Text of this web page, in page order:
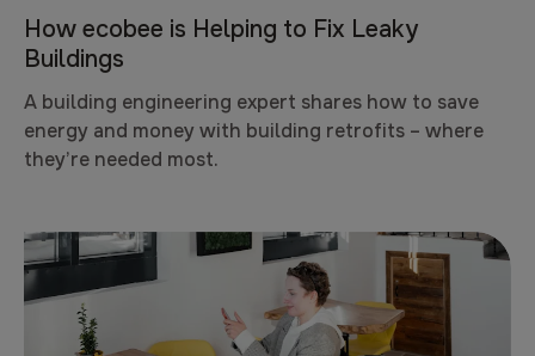
How ecobee is Helping to Fix Leaky
Buildings
A building engineering expert shares how to save
energy and money with building retrofits – where
they’re needed most.